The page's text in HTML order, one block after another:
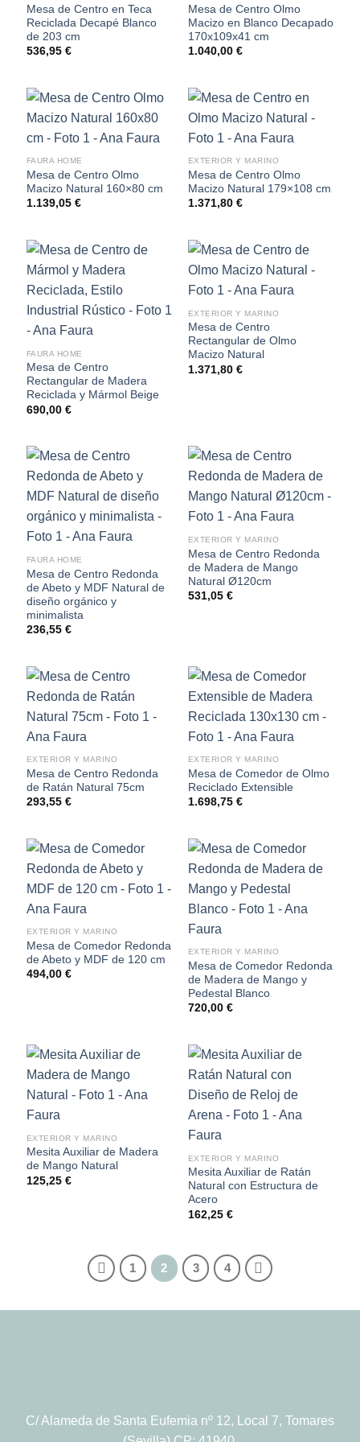
Mesa de Centro en Teca
Reciclada Decapé Blanco
de 203 cm
536,95 €
Mesa de Centro Olmo
Macizo en Blanco Decapado
170x109x41 cm
1.040,00 €
FAURA HOME
Mesa de Centro Olmo
Macizo Natural 160×80 cm
1.139,05 €
EXTERIOR Y MARINO
Mesa de Centro Olmo
Macizo Natural 179×108 cm
1.371,80 €
FAURA HOME
Mesa de Centro
Rectangular de Madera
Reciclada y Mármol Beige
690,00 €
EXTERIOR Y MARINO
Mesa de Centro
Rectangular de Olmo
Macizo Natural
1.371,80 €
FAURA HOME
Mesa de Centro Redonda
de Abeto y MDF Natural de
diseño orgánico y
minimalista
236,55 €
EXTERIOR Y MARINO
Mesa de Centro Redonda
de Madera de Mango
Natural Ø120cm
531,05 €
EXTERIOR Y MARINO
Mesa de Centro Redonda
de Ratán Natural 75cm
293,55 €
EXTERIOR Y MARINO
Mesa de Comedor de Olmo
Reciclado Extensible
1.698,75 €
EXTERIOR Y MARINO
Mesa de Comedor Redonda
de Abeto y MDF de 120 cm
494,00 €
EXTERIOR Y MARINO
Mesa de Comedor Redonda
de Madera de Mango y
Pedestal Blanco
720,00 €
EXTERIOR Y MARINO
Mesita Auxiliar de Madera
de Mango Natural
125,25 €
EXTERIOR Y MARINO
Mesita Auxiliar de Ratán
Natural con Estructura de
Acero
162,25 €
1 2 3 4
C/ Alameda de Santa Eufemia nº 12, Local 7, Tomares